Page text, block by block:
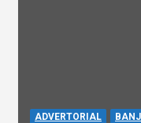
ADVERTORIAL